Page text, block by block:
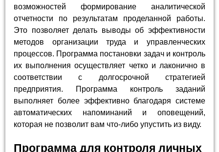
возможностей формирование аналитической
отчетности по результатам проделанной работы.
Это позволяет делать выводы об эффективности
методов организации труда и управленческих
процессов. Программа постановки задач и контроль
их выполнения осуществляет четко и лаконично в
соответствии с долгосрочной стратегией
предприятия. Программа контроль заданий
выполняет более эффективно благодаря системе
автоматических напоминаний и оповещений,
которая не позволит вам что-либо упустить из виду.
Программа для контроля личных